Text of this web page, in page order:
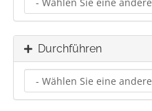
Durchführen